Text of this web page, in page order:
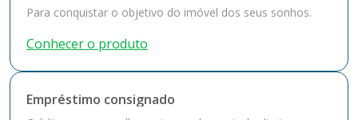
Para conquistar o objetivo do imóvel dos seus sonhos.
Conhecer o produto
Empréstimo consignado